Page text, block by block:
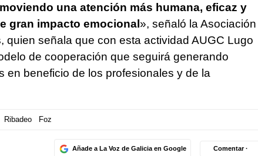
una atención más humana, eficaz y
gran impacto emocional», señaló la Asociación
quien señala que con esta actividad AUGC Lugo
de cooperación que seguirá generando
en beneficio de los profesionales y de la
Ribadeo Foz
Añade a La Voz de Galicia en Google Comentar ·